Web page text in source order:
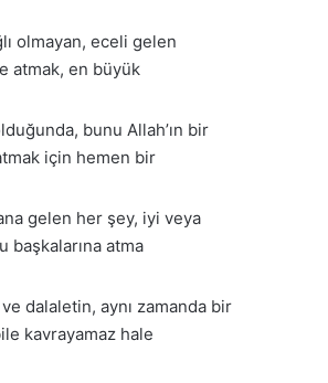
olmayan, eceli gelen
atmak, en büyük
bunu Allah’ın bir
için hemen bir
gelen her şey, iyi veya
başkalarına atma
dalaletin, aynı zamanda bir
kavrayamaz hale